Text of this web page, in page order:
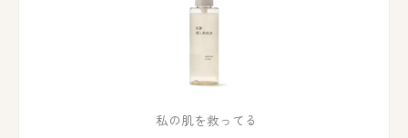
私の肌を救ってる